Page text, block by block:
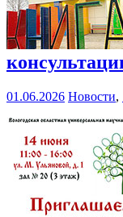
01.06.2026 Новости,